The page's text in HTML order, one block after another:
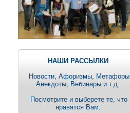
НАШИ РАССЫЛКИ
Новости, Aфоризмы, Метафоры
Анекдоты, Вебинары и т.д.
Посмотрите и выберете те, что
нравятся Вам.